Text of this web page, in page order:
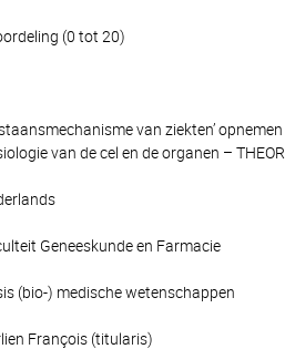
(0 tot 20)
van ziekten’
van de cel en de organen –
Geneeskunde en Farmacie
(bio-) medische wetenschappen
François (titularis)